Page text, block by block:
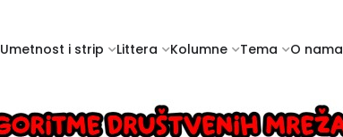
Umetnost i strip Littera Kolumne Tema O nama